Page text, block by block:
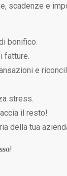
scadenze e
bonifico.
fatture.
e
stress.
il resto!
della tua